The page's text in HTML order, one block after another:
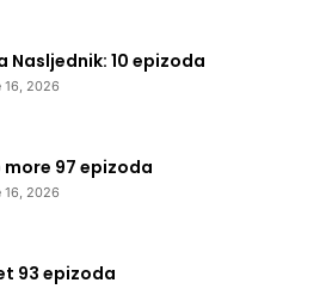
Nasljednik: 10 epizoda
16, 2026
more 97 epizoda
16, 2026
93 epizoda